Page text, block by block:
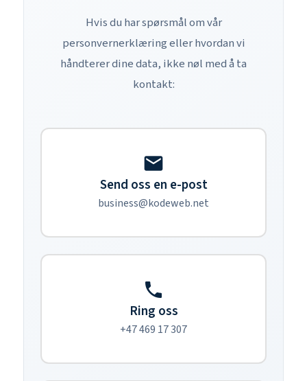
Hvis du har spørsmål om vår
personvernerklæring eller hvordan vi
håndterer dine data, ikke nøl med å ta
kontakt:
mail
Send oss en e-post
business@kodeweb.net
phone
Ring oss
+47 469 17 307